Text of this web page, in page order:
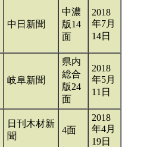
中日新聞
中濃
版14
面
2018
年7月
14日
岐阜新聞
県内
総合
版24
面
2018
年5月
11日
日刊木材新
聞
4面
2018
年4月
19日